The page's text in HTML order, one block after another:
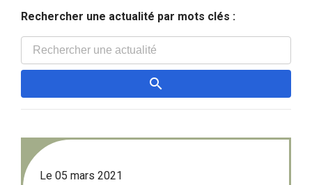
Rechercher une actualité par mots clés :
Le 05 mars 2021